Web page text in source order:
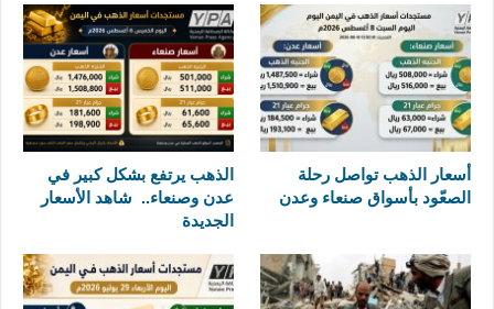
أسعار الذهب تواصل رحلة
الصعّود بأسواق صنعاء وعدن
الذهب يرتفع بشكل كبير في
عدن وصنعاء.. شاهد الأسعار
الجديدة